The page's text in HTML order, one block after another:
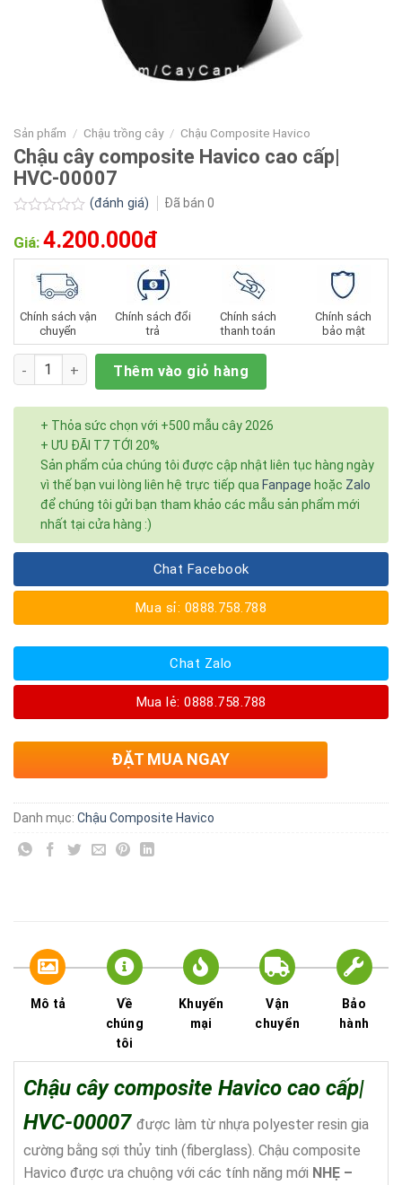
Sản phẩm / Chậu trồng cây / Chậu Composite​ Havico
Chậu cây composite Havico cao cấp|
HVC-00007
xếp
(đánh giá) Đã bán 0
Giá: 4.200.000đ
Chính sách vận
chuyển
Chính sách đổi
trả
Chính sách
thanh toán
Chính sách
bảo mật
Số lượng Thêm vào giỏ hàng
+ Thỏa sức chọn với +500 mẫu cây 2026
+ ƯU ĐÃI T7 TỚI 20%
Sản phẩm của chúng tôi được cập nhật liên tục hàng ngày
vì thế bạn vui lòng liên hệ trực tiếp qua Fanpage hoặc Zalo
để chúng tôi gửi bạn tham khảo các mẫu sản phẩm mới
nhất tại cửa hàng :)
Chat Facebook
Mua sỉ: 0888.758.788
Chat Zalo
Mua lẻ: 0888.758.788
ĐẶT MUA NGAY
Danh mục: Chậu Composite​ Havico
Mô tả
Về
chúng
tôi
Khuyến
mại
Vận
chuyển
Bảo
hành
Chậu cây composite Havico cao cấp|
HVC-00007 được làm từ nhựa polyester resin gia
cường bằng sợi thủy tinh (fiberglass). Chậu composite
Havico được ưa chuộng với các tính năng mới NHẸ –